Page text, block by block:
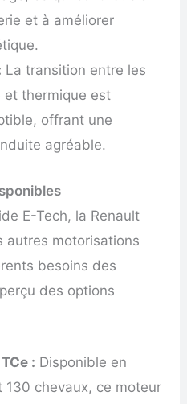
et à améliorer
La transition entre les
et thermique est
offrant une
agréable.
E-Tech, la Renault
autres motorisations
besoins des
des options
: Disponible en
130 chevaux, ce moteur